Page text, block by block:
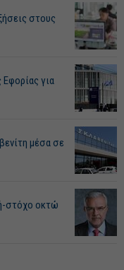
στους
για
μέσα σε
στόχο οκτώ